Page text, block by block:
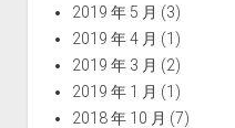
2019 年 5 月 (3)
2019 年 4 月 (1)
2019 年 3 月 (2)
2019 年 1 月 (1)
2018 年 10 月 (7)